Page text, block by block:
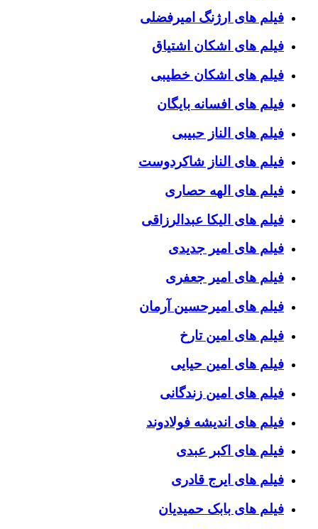
فیلم های ارژنگ امیرفضلی
فیلم های اشکان اشتیاق
فیلم های اشکان خطیبی
فیلم های افسانه بایگان
فیلم های الناز حبیبی
فیلم های الناز شاکردوست
فیلم های الهه حصاری
فیلم های الیکا عبدالرزاقی
فیلم های امیر جدیدی
فیلم های امیر جعفری
فیلم های امیرحسین آرمان
فیلم های امین تارخ
فیلم های امین حیایی
فیلم های امین زندگانی
فیلم های اندیشه فولادوند
فیلم های اکبر عبدی
فیلم های ایرج قادری
فیلم های بابک حمیدیان